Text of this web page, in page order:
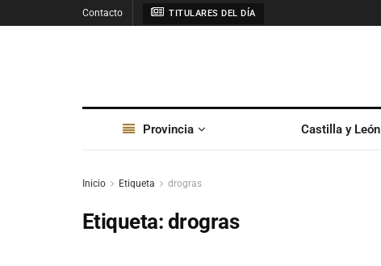
Contacto TITULARES DEL DÍA
Provincia Castilla y León
Inicio Etiqueta drogras
Etiqueta: drogras